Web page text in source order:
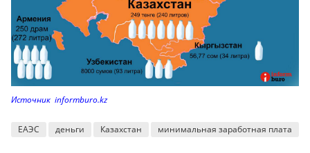
Источник informburo.kz
ЕАЭС деньги Казахстан минимальная заработная плата